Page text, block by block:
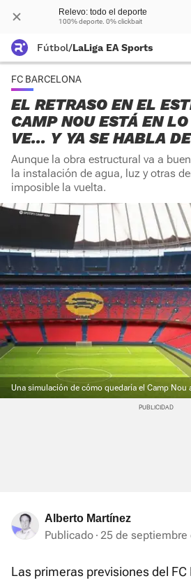
Relevo: todo el deporte
100% deporte. 0% clickbait
Fútbol/LaLiga EA Sports
FC BARCELONA
EL RETRASO EN EL
CAMP NOU ESTÁ EN
VE... Y YA SE HABLA
Aunque la obra estructural va a
la instalación de agua, luz y otras
imposible la vuelta.
Una simulación de cómo quedaría el Camp Nou
Alberto Martínez
Publicado 25 de
Las primeras previsiones del